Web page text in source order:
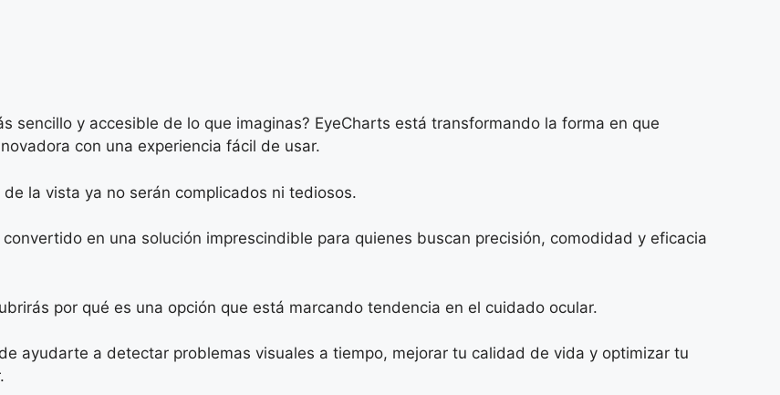
sencillo y accesible de lo que imaginas? EyeCharts está transformando la forma en que
con una experiencia fácil de usar.
la vista ya no serán complicados ni tediosos.
en una solución imprescindible para quienes buscan precisión, comodidad y eficacia
por qué es una opción que está marcando tendencia en el cuidado ocular.
ayudarte a detectar problemas visuales a tiempo, mejorar tu calidad de vida y optimizar tu